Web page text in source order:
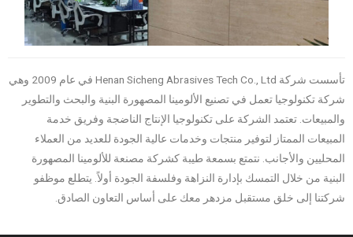
تأسست شركة Henan Sicheng Abrasives Tech Co., Ltd في عام 2009 وهي
شركة تكنولوجيا تعمل في تصنيع الألومينا المصهورة البنية والبحث والتطوير
والمبيعات. تعتمد الشركة على تكنولوجيا الإنتاج الناضجة وفريق خدمة
المبيعات الممتاز لتوفير منتجات وخدمات عالية الجودة للعديد من العملاء
المحليين والأجانب. نتمتع بسمعة طيبة كشركة مصنعة للألومينا المصهورة
البنية من خلال التمسك بإدارة النزاهة وفلسفة الجودة أولاً. يتطلع موظفو
شركتنا إلى خلق مستقبل مزدهر معك على أساس التعاون الصادق.